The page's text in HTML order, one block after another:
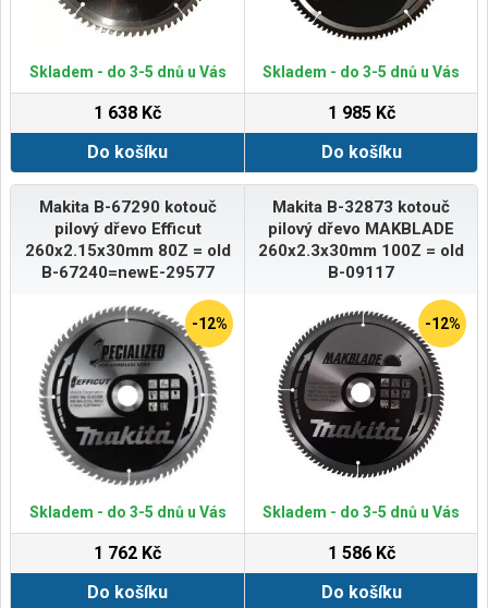
Skladem - do 3-5 dnů u Vás
1 638 Kč
Do košíku
Skladem - do 3-5 dnů u Vás
1 985 Kč
Do košíku
Makita B-67290 kotouč
pilový dřevo Efficut
260x2.15x30mm 80Z = old
B-67240=newE-29577
-12%
Skladem - do 3-5 dnů u Vás
1 762 Kč
Do košíku
Makita B-32873 kotouč
pilový dřevo MAKBLADE
260x2.3x30mm 100Z = old
B-09117
-12%
Skladem - do 3-5 dnů u Vás
1 586 Kč
Do košíku